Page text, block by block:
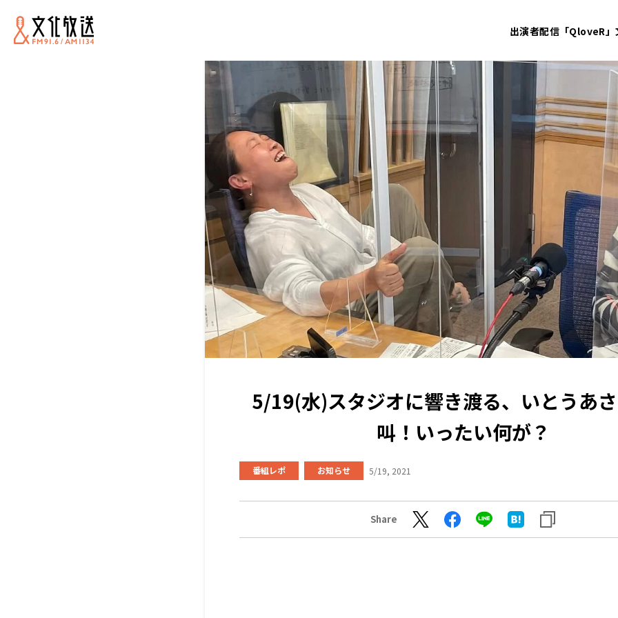
出演者配信「QloveR」
5/19(水)スタジオに響き渡る、いとうあ
叫！いったい何が？
番組レポ お知らせ 5/19, 2021
Share